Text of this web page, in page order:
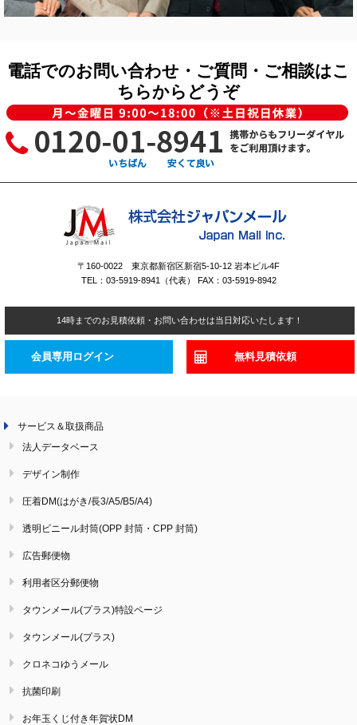
電話でのお問い合わせ・ご質問・ご相談はこ
ちらからどうぞ
〒160-0022 東京都新宿区新宿5-10-12 岩本ビル4F
TEL：03-5919-8941（代表） FAX：03-5919-8942
14時までのお見積依頼・お問い合わせは当日対応いたします！
会員専用ログイン 無料見積依頼
サービス＆取扱商品
法人データベース
デザイン制作
圧着DM(はがき/長3/A5/B5/A4)
透明ビニール封筒(OPP 封筒・CPP 封筒)
広告郵便物
利用者区分郵便物
タウンメール(プラス)特設ページ
タウンメール(プラス)
クロネコゆうメール
抗菌印刷
お年玉くじ付き年賀状DM